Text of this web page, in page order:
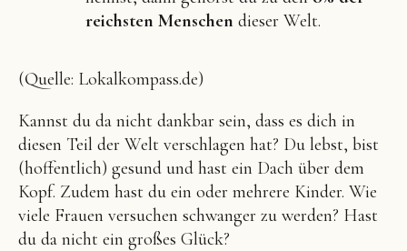
reichsten Menschen dieser Welt.
(Quelle: Lokalkompass.de)
Kannst du da nicht dankbar sein, dass es dich in
diesen Teil der Welt verschlagen hat? Du lebst, bist
(hoffentlich) gesund und hast ein Dach über dem
Kopf. Zudem hast du ein oder mehrere Kinder. Wie
viele Frauen versuchen schwanger zu werden? Hast
du da nicht ein großes Glück?